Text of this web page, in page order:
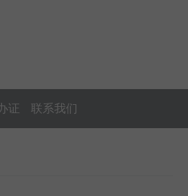
证 联系我们